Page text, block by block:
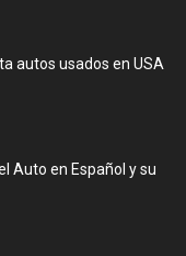
autos usados en USA
Auto en Español y su